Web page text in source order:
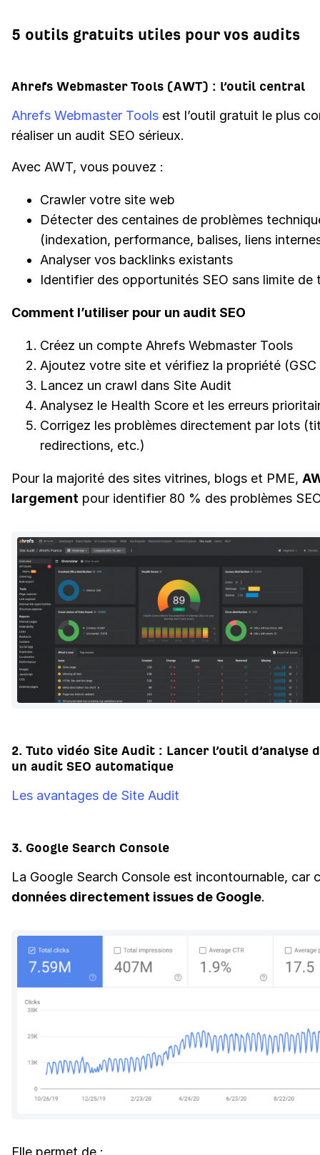
5 outils gratuits utiles pour vos audits
Ahrefs Webmaster Tools (AWT) : l’outil central
Ahrefs Webmaster Tools est l’outil gratuit le plus
réaliser un audit SEO sérieux.
Avec AWT, vous pouvez :
Crawler votre site web
Détecter des centaines de problèmes
(indexation, performance, balises, liens
Analyser vos backlinks existants
Identifier des opportunités SEO sans limite de
Comment l’utiliser pour un audit SEO
Créez un compte Ahrefs Webmaster Tools
Ajoutez votre site et vérifiez la propriété (GSC
Lancez un crawl dans Site Audit
Analysez le Health Score et les erreurs
Corrigez les problèmes directement par lots
redirections, etc.)
Pour la majorité des sites vitrines, blogs et PME,
largement pour identifier 80 % des problèmes
2. Tuto vidéo Site Audit : Lancer l’outil d’analyse
un audit SEO automatique
Les avantages de Site Audit
3. Google Search Console
La Google Search Console est incontournable, car
données directement issues de Google.
Elle permet de :